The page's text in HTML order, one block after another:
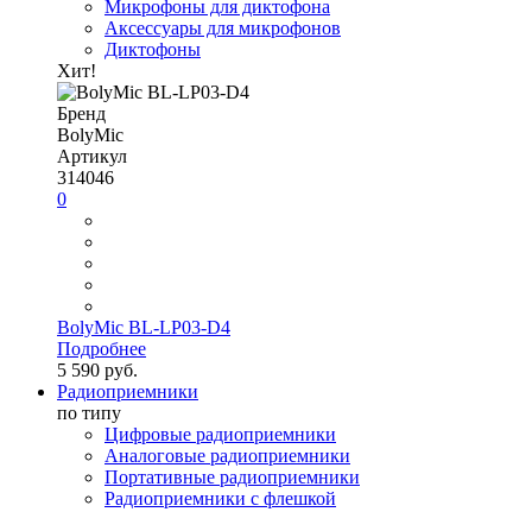
Микрофоны для диктофона
Аксессуары для микрофонов
Диктофоны
Хит!
Бренд
BolyMic
Артикул
314046
0
BolyMic BL-LP03-D4
Подробнее
5 590 руб.
Радиоприемники
по типу
Цифровые радиоприемники
Аналоговые радиоприемники
Портативные радиоприемники
Радиоприемники с флешкой